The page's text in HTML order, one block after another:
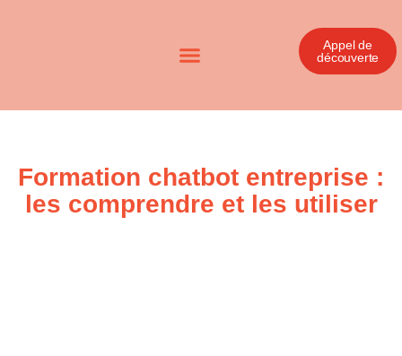
Appel de
découverte
Formation chatbot entreprise :
les comprendre et les utiliser